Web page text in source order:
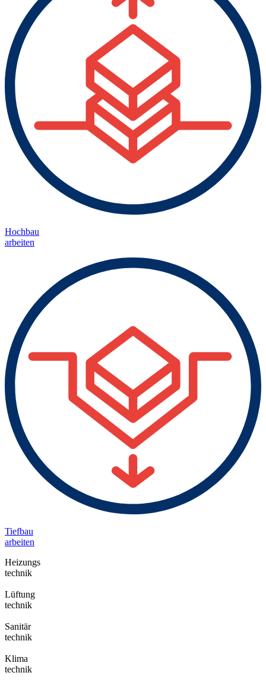
Hochbau
arbeiten
Tiefbau
arbeiten
Heizungs
technik
Lüftung
technik
Sanitär
technik
Klima
technik